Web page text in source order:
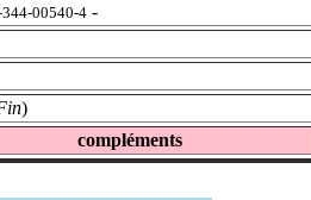
00540-4 -
)
compléments